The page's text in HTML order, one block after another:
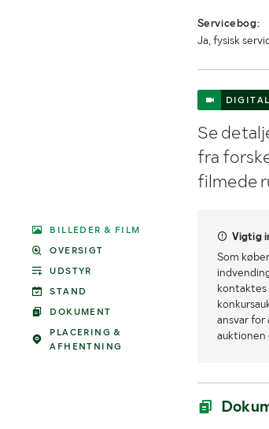
BILLEDER & FILM
OVERSIGT
UDSTYR
STAND
DOKUMENT
PLACERING &
AFHENTNING
Servicebog:
Ja, fysisk
Se
fra
filmede
Vigtig
Som
ansvar
auktionen